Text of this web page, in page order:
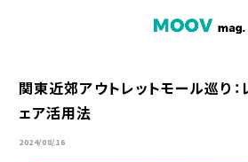
ホーム
関東近郊アウトレットモール巡り：
ェア活用法
2024/08/16